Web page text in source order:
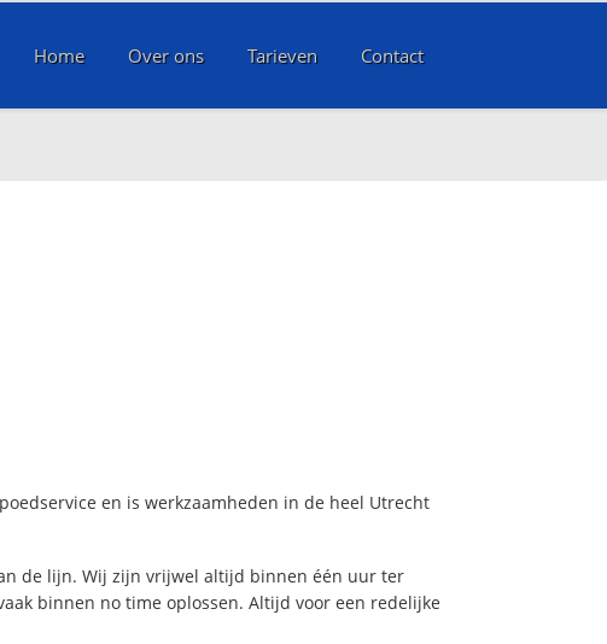
Home Over ons Tarieven Contact
en is werkzaamheden in de heel Utrecht
de lijn. Wij zijn vrijwel altijd binnen één uur ter
binnen no time oplossen. Altijd voor een redelijke